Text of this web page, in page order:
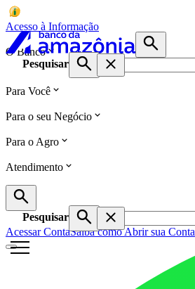
Acesso à Informação
O Banco
Pesquisar
Para Você
Para o seu Negócio
Para o Agro
Atendimento
Pesquisar
Acessar ContaSaiba como Abrir sua Conta